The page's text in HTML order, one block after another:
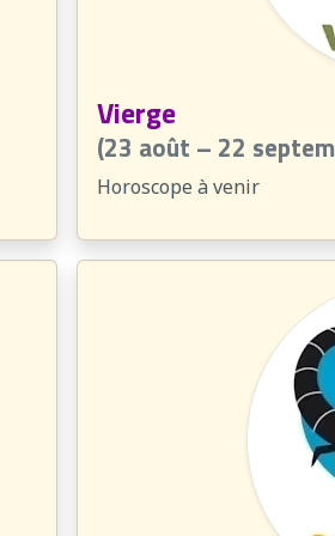
Vierge
(23 août – 22
Horoscope à venir